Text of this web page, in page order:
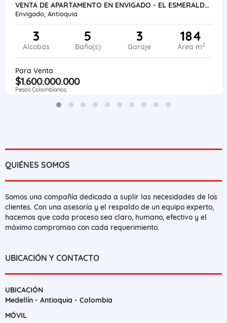
VENTA DE APARTAMENTO EN ENVIGADO - EL ESMERALDAL
Envigado, Antioquia
3
Alcobas
5
Baño(s)
3
Garaje
184
Área m2
Para Venta
$1.600.000.000
Pesos Colombianos
QUIÉNES SOMOS
Somos una compañía dedicada a suplir las necesidades de los
clientes. Con una asesoría y el respaldo de un equipo experto,
hacemos que cada proceso sea claro, humano, efectivo y el
máximo compromiso con cada requerimiento.
UBICACIÓN Y CONTACTO
UBICACIÓN
Medellín - Antioquia - Colombia